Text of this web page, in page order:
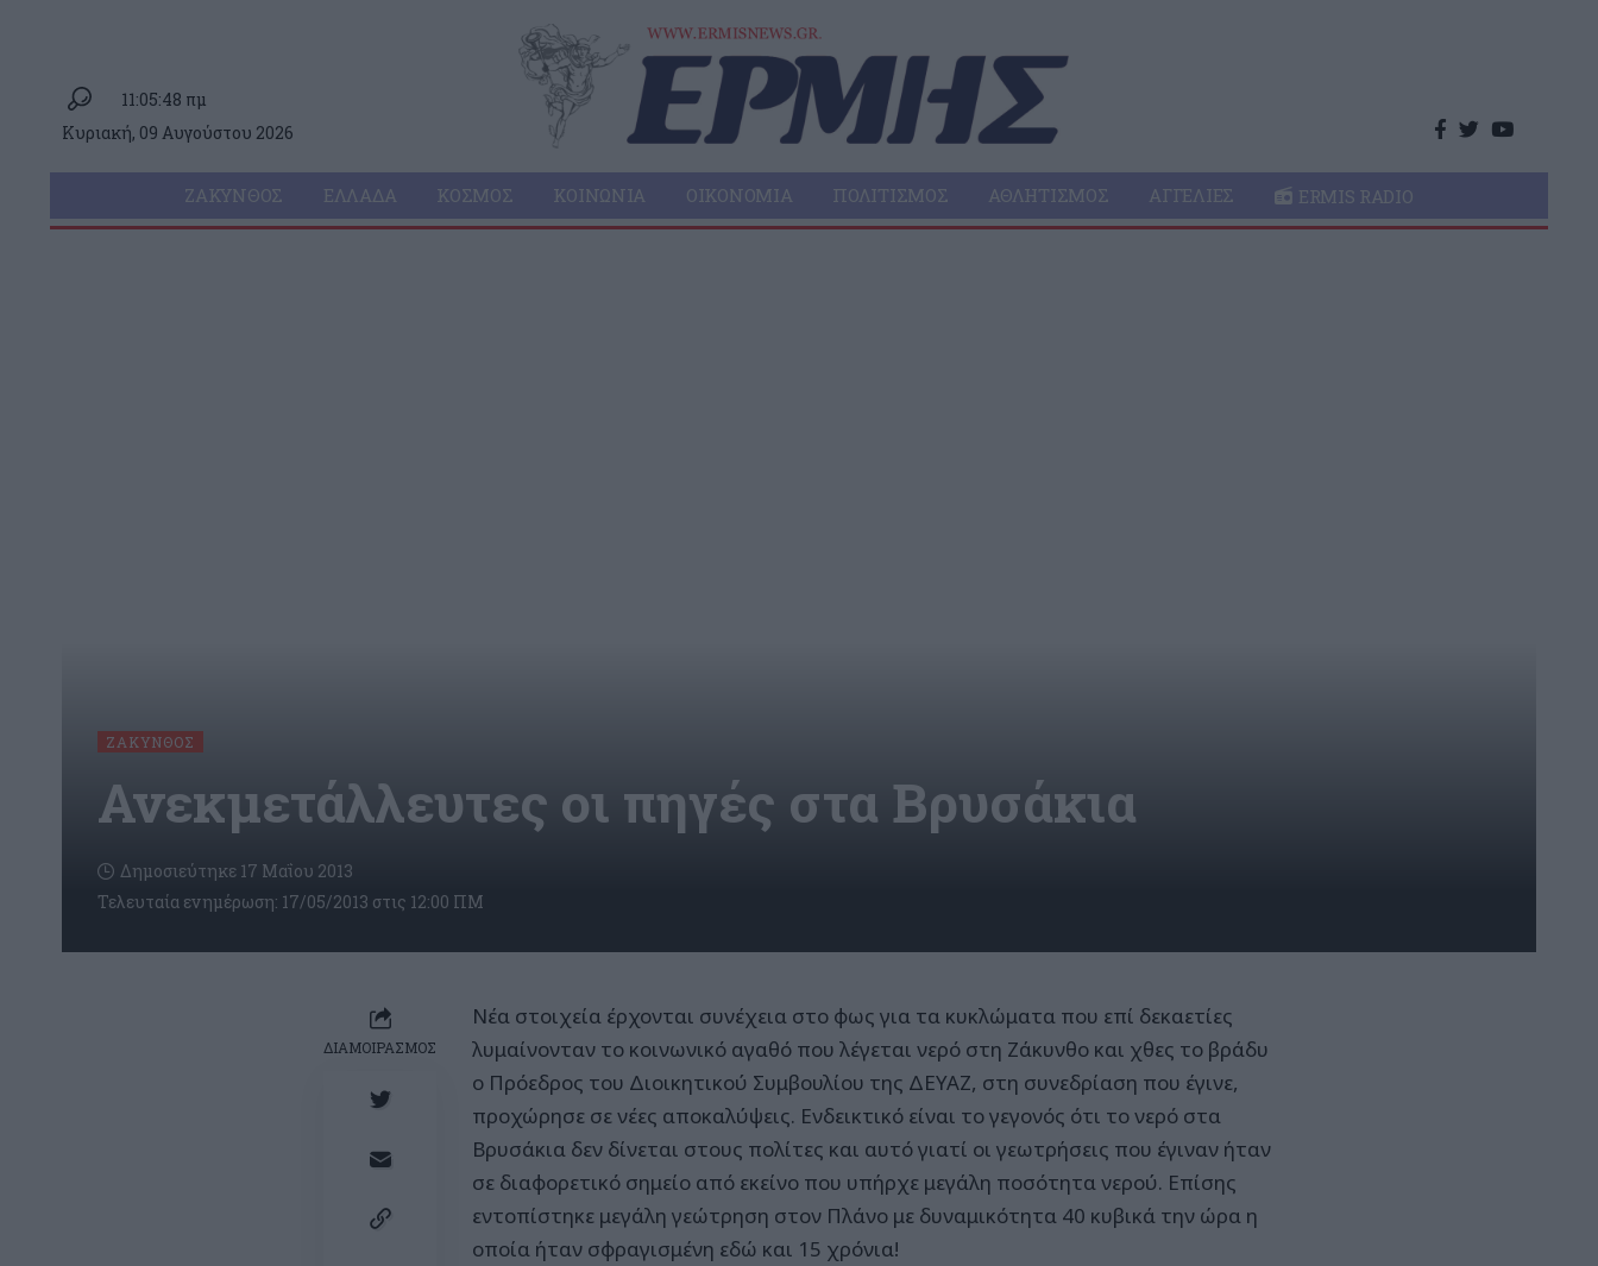
11:05:48 πμ
Κυριακή, 09 Αυγούστου 2026
ΖΆΚΥΝΘΟΣ ΕΛΛΆΔΑ ΚΌΣΜΟΣ ΚΟΙΝΩΝΊΑ ΟΙΚΟΝΟΜΊΑ ΠΟΛΙΤΙΣΜΌΣ ΑΘΛΗΤΙΣΜΌΣ ΑΓΓΕΛΊΕΣ ERMIS RADIO
ΖΆΚΥΝΘΟΣ
Ανεκμετάλλευτες οι πηγές στα Βρυσάκια
Τελευταία ενημέρωση: 17/05/2013 στις 12:00 ΠΜ
Δημοσιεύτηκε 17 Μαΐου 2013
ΔΙΑΜΟΙΡΑΣΜΟΣ
Νέα στοιχεία έρχονται συνέχεια στο φως για τα κυκλώματα που επί δεκαετίες
λυμαίνονταν το κοινωνικό αγαθό που λέγεται νερό στη Ζάκυνθο και χθες το βράδυ
ο Πρόεδρος του Διοικητικού Συμβουλίου της ΔΕΥΑΖ, στη συνεδρίαση που έγινε,
προχώρησε σε νέες αποκαλύψεις. Ενδεικτικό είναι το γεγονός ότι το νερό στα
Βρυσάκια δεν δίνεται στους πολίτες και αυτό γιατί οι γεωτρήσεις που έγιναν ήταν
σε διαφορετικό σημείο από εκείνο που υπήρχε μεγάλη ποσότητα νερού. Επίσης
εντοπίστηκε μεγάλη γεώτρηση στον Πλάνο με δυναμικότητα 40 κυβικά την ώρα η
οποία ήταν σφραγισμένη εδώ και 15 χρόνια!